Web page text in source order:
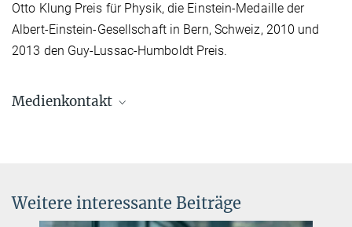
Otto Klung Preis für Physik, die Einstein-Medaille der
Albert-Einstein-Gesellschaft in Bern, Schweiz, 2010 und
2013 den Guy-Lussac-Humboldt Preis.
Medienkontakt
+49 331 567-7303
elke.mueller@...
Weitere interessante Beiträge